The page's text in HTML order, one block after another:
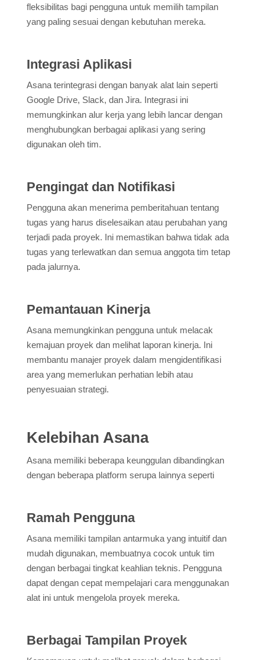
fleksibilitas bagi pengguna untuk memilih tampilan
yang paling sesuai dengan kebutuhan mereka.
Integrasi Aplikasi
Asana terintegrasi dengan banyak alat lain seperti
Google Drive, Slack, dan Jira. Integrasi ini
memungkinkan alur kerja yang lebih lancar dengan
menghubungkan berbagai aplikasi yang sering
digunakan oleh tim.
Pengingat dan Notifikasi
Pengguna akan menerima pemberitahuan tentang
tugas yang harus diselesaikan atau perubahan yang
terjadi pada proyek. Ini memastikan bahwa tidak ada
tugas yang terlewatkan dan semua anggota tim tetap
pada jalurnya.
Pemantauan Kinerja
Asana memungkinkan pengguna untuk melacak
kemajuan proyek dan melihat laporan kinerja. Ini
membantu manajer proyek dalam mengidentifikasi
area yang memerlukan perhatian lebih atau
penyesuaian strategi.
Kelebihan Asana
Asana memiliki beberapa keunggulan dibandingkan
dengan beberapa platform serupa lainnya seperti
Ramah Pengguna
Asana memiliki tampilan antarmuka yang intuitif dan
mudah digunakan, membuatnya cocok untuk tim
dengan berbagai tingkat keahlian teknis. Pengguna
dapat dengan cepat mempelajari cara menggunakan
alat ini untuk mengelola proyek mereka.
Berbagai Tampilan Proyek